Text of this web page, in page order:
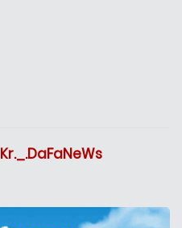
Kr._.DaFaNeWs